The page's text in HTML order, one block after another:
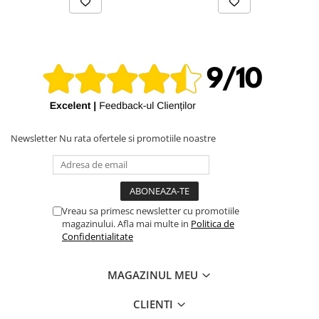
iPhone 7 Plus
iPhone 7
iPhone SE 2020 2nd
iPhone 6s Plus
iPhone SE 2022 3rd
iPhone 6
Top Piese iPhone
Newsletter Nu rata ofertele si promotiile noastre
Vreau sa primesc newsletter cu promotiile
magazinului. Afla mai multe in Politica de
Confidentialitate
MAGAZINUL MEU
CLIENTI